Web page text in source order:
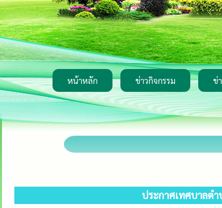
หน้าหลัก ข่าวกิจกรรม ข่
ประกาศเทศบาลตำ